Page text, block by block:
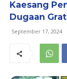
Kaesang
Dugaan
September 17, 2024